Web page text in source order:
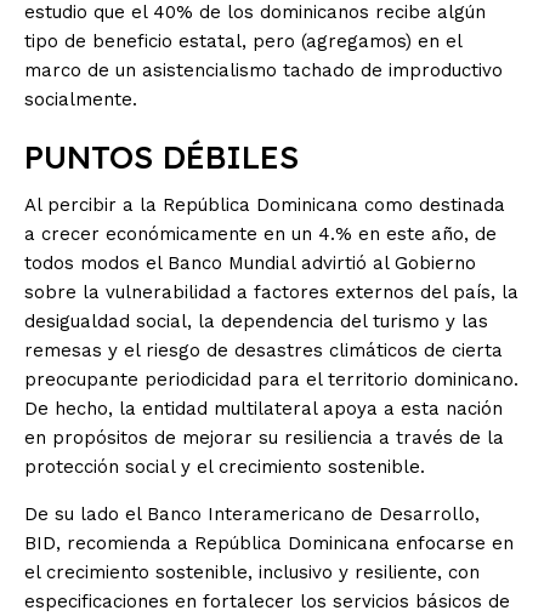
estudio que el 40% de los dominicanos recibe algún
tipo de beneficio estatal, pero (agregamos) en el
marco de un asistencialismo tachado de improductivo
socialmente.
PUNTOS DÉBILES
Al percibir a la República Dominicana como destinada
a crecer económicamente en un 4.% en este año, de
todos modos el Banco Mundial advirtió al Gobierno
sobre la vulnerabilidad a factores externos del país, la
desigualdad social, la dependencia del turismo y las
remesas y el riesgo de desastres climáticos de cierta
preocupante periodicidad para el territorio dominicano.
De hecho, la entidad multilateral apoya a esta nación
en propósitos de mejorar su resiliencia a través de la
protección social y el crecimiento sostenible.
De su lado el Banco Interamericano de Desarrollo,
BID, recomienda a República Dominicana enfocarse en
el crecimiento sostenible, inclusivo y resiliente, con
especificaciones en fortalecer los servicios básicos de